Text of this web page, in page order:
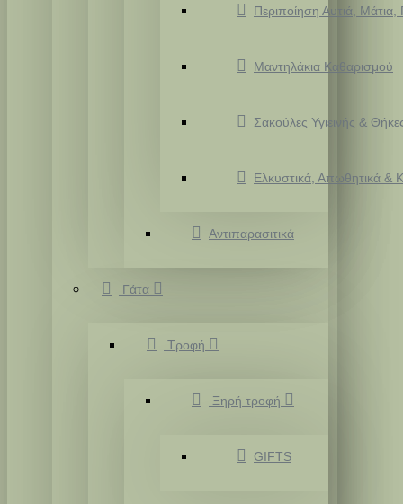
Περιποίηση Αυτιά,
Μαντηλάκια Καθαρισμού
Σακούλες Υγιεινής &
Ελκυστικά, Απωθητικά &
Αντιπαρασιτικά
Γάτα
Τροφή
Ξηρή τροφή
GIFTS